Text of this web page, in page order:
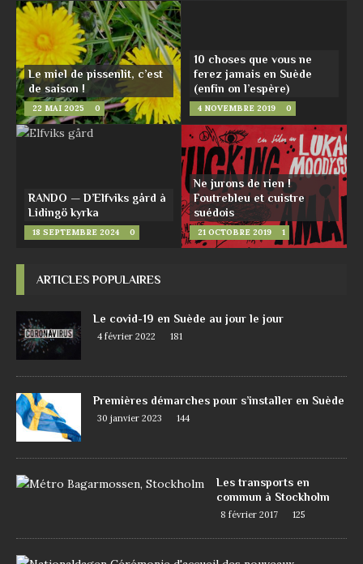
Le miel de pissenlit, c’est
de saison !
22 MAI 2025 0
10 choses que vous ne
ferez jamais en Suède
(enfin on l’espère)
4 NOVEMBRE 2019 0
RANDO — D’Elfviks gård à
Lidingö kyrka
18 SEPTEMBRE 2024 0
Ne jurons de rien !
Foutrebleu et cuistre
suédois
21 OCTOBRE 2019 1
ARTICLES POPULAIRES
Le covid-19 en Suède au jour le jour
4 février 2022 181
Premières démarches pour s’installer en Suède
30 janvier 2023 144
Les transports en
commun à Stockholm
8 février 2017 125